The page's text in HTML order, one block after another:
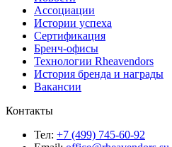
Ассоциации
Истории успеха
Сертификация
Бренч-офисы
Технологии Rheavendors
История бренда и награды
Вакансии
Контакты
Тел: +7 (499) 745-60-92